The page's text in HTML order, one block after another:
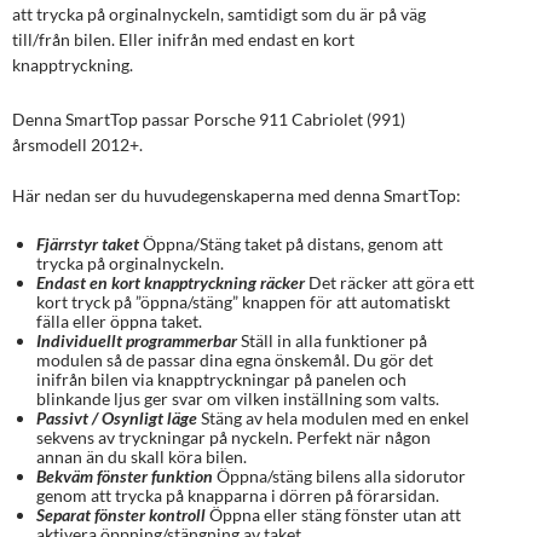
att trycka på orginalnyckeln, samtidigt som du är på väg
till/från bilen. Eller inifrån med endast en kort
knapptryckning.
Denna SmartTop passar Porsche 911 Cabriolet (991)
årsmodell 2012+.
Här nedan ser du huvudegenskaperna med denna SmartTop:
Fjärrstyr taketÖppna/Stäng taket på distans, genom att
trycka på orginalnyckeln.
Endast en kort knapptryckning räcker Det räcker att göra ett
kort tryck på ”öppna/stäng” knappen för att automatiskt
fälla eller öppna taket.
Individuellt programmerbarStäll in alla funktioner på
modulen så de passar dina egna önskemål. Du gör det
inifrån bilen via knapptryckningar på panelen och
blinkande ljus ger svar om vilken inställning som valts.
Passivt / Osynligt lägeStäng av hela modulen med en enkel
sekvens av tryckningar på nyckeln. Perfekt när någon
annan än du skall köra bilen.
Bekväm fönster funktion Öppna/stäng bilens alla sidorutor
genom att trycka på knapparna i dörren på förarsidan.
Separat fönster kontrollÖppna eller stäng fönster utan att